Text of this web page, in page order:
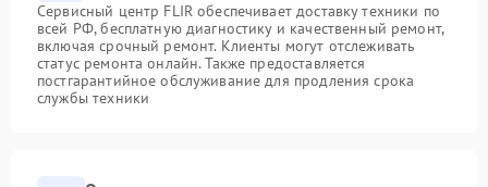
Сервисный центр FLIR обеспечивает доставку техники по
всей РФ, бесплатную диагностику и качественный ремонт,
включая срочный ремонт. Клиенты могут отслеживать
статус ремонта онлайн. Также предоставляется
постгарантийное обслуживание для продления срока
службы техники